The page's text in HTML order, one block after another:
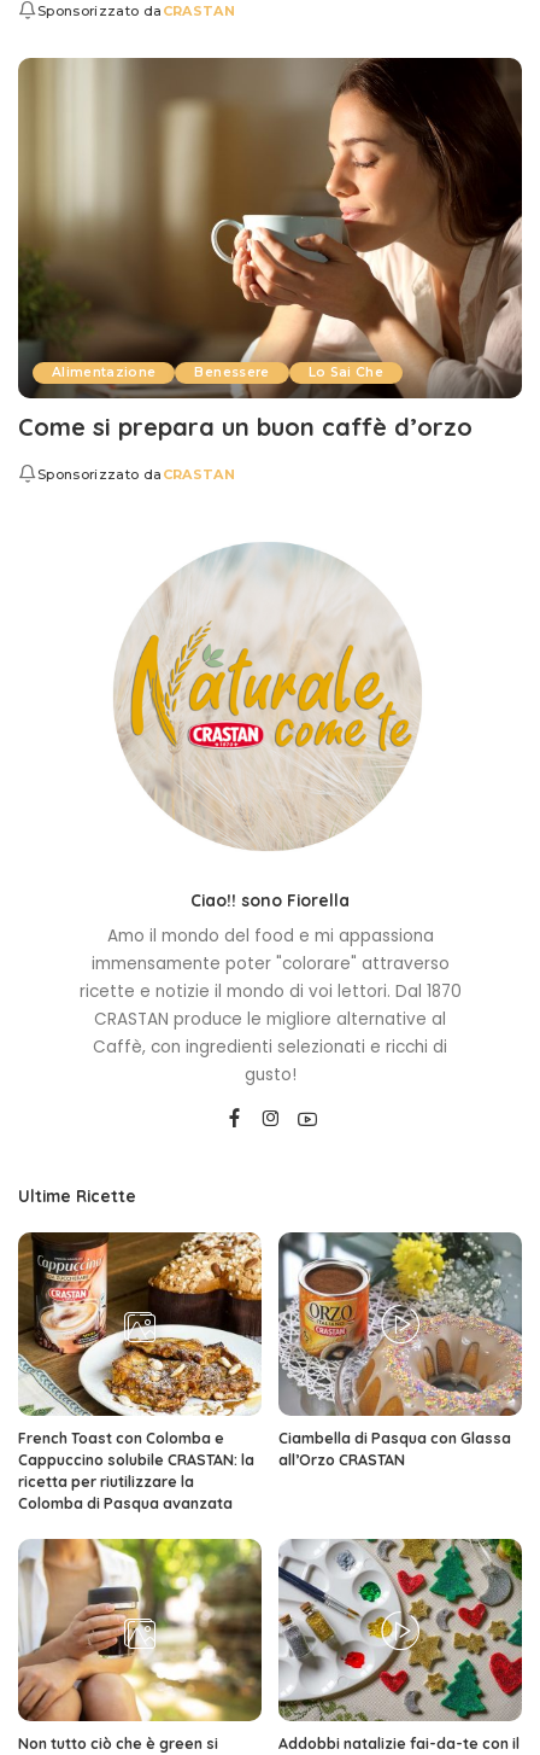
Sponsorizzato da CRASTAN
Alimentazione Benessere Lo Sai Che
Come si prepara un buon caffè d’orzo
Sponsorizzato da CRASTAN
Ciao!! sono Fiorella
Amo il mondo del food e mi appassiona
immensamente poter "colorare" attraverso
ricette e notizie il mondo di voi lettori. Dal 1870
CRASTAN produce le migliore alternative al
Caffè, con ingredienti selezionati e ricchi di
gusto!
Ultime Ricette
French Toast con Colomba e
Cappuccino solubile CRASTAN: la
ricetta per riutilizzare la
Colomba di Pasqua avanzata
Ciambella di Pasqua con Glassa
all’Orzo CRASTAN
Non tutto ciò che è green si
Addobbi natalizie fai-da-te con il